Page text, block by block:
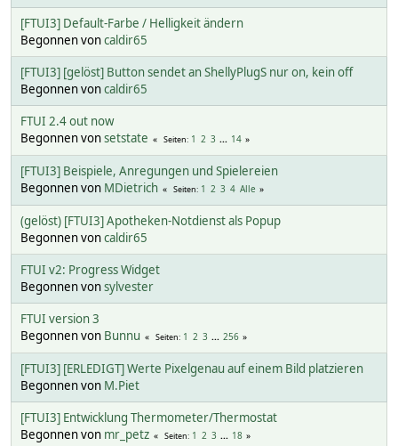
[FTUI3] Default-Farbe / Helligkeit ändern
Begonnen voncaldir65
[FTUI3] [gelöst] Button sendet an ShellyPlugS nur on, kein off
Begonnen voncaldir65
FTUI 2.4 out now
Begonnen vonsetstate Seiten 1 2 3 ... 14
[FTUI3] Beispiele, Anregungen und Spielereien
Begonnen von MDietrich Seiten 1 2 3 4 Alle
(gelöst) [FTUI3] Apotheken-Notdienst als Popup
Begonnen voncaldir65
FTUI v2: Progress Widget
Begonnen vonsylvester
FTUI version 3
Begonnen von Bunnu Seiten 1 2 3 ... 256
[FTUI3] [ERLEDIGT] Werte Pixelgenau auf einem Bild platzieren
Begonnen von M.Piet
[FTUI3] Entwicklung Thermometer/Thermostat
Begonnen von mr_petz Seiten 1 2 3 ... 18